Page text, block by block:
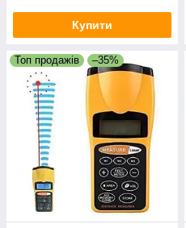
Купити
Топ продажів –35%